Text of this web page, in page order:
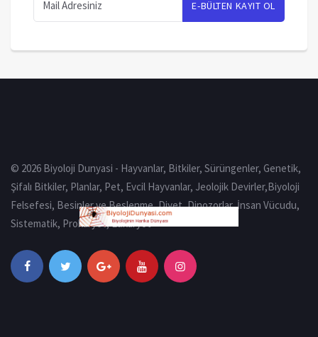
© 2026 Biyoloji Dunyasi - Hayvanlar, Bitkiler, Sürüngenler, Genetik,
Şifalı Bitkiler, Planlar, Pet, Evcil Hayvanlar, Jeolojik Devirler,Biyoloji
Felsefesi, Besinler ve Beslenme, Diyet, Dinozorlar, İnsan Vücudu,
Sistematik, Prokaryot, Eukaryot